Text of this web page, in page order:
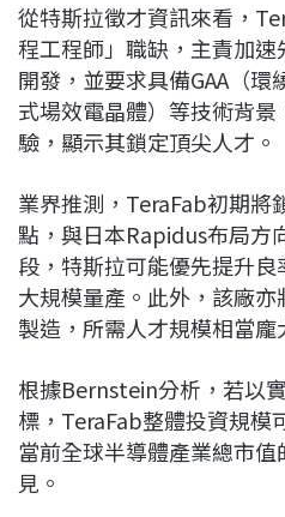
從特斯拉徵才資訊來看，
程工程師」職缺，主責加速
開發，並要求具備GAA（
式場效電晶體）等技術背
驗，顯示其鎖定頂尖人才。
業界推測，TeraFab初期將
點，與日本Rapidus布局方
段，特斯拉可能優先提升
大規模量產。此外，該廠
製造，所需人才規模相當龐
根據Bernstein分析，若以
標，TeraFab整體投資規模
當前全球半導體產業總市
見。